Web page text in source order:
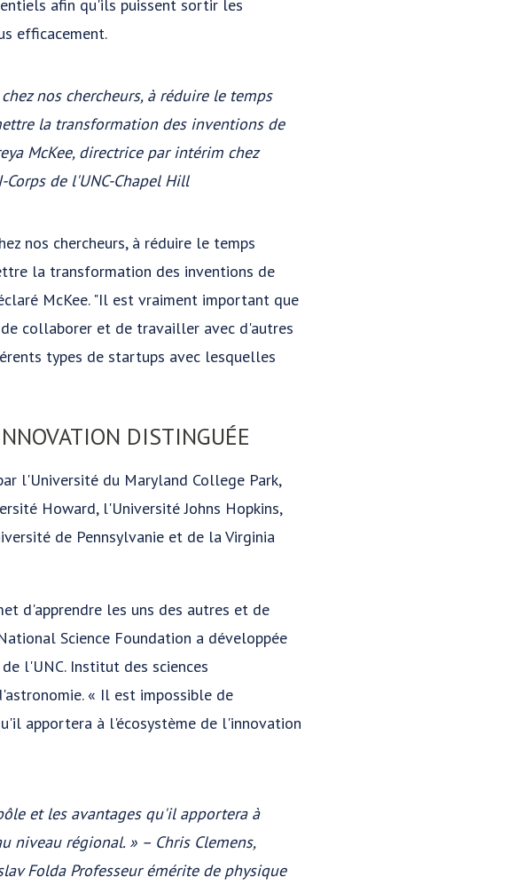
afin qu'ils puissent sortir les
efficacement.
nos chercheurs, à réduire le temps
la transformation des inventions de
McKee, directrice par intérim chez
de l'UNC-Chapel Hill
nos chercheurs, à réduire le temps
la transformation des inventions de
McKee. "Il est vraiment important que
collaborer et de travailler avec d'autres
types de startups avec lesquelles
DISTINGUÉE
l'Université du Maryland College Park,
Howard, l'Université Johns Hopkins,
de Pennsylvanie et de la Virginia
d'apprendre les uns des autres et de
Science Foundation a développée
l'UNC. Institut des sciences
« Il est impossible de
apportera à l'écosystème de l'innovation
et les avantages qu'il apportera à
niveau régional. » – Chris Clemens,
Folda Professeur émérite de physique